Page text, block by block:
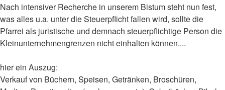
Nach intensiver Recherche in unserem Bistum steht nun fest,
was alles u.a. unter die Steuerpflicht fallen wird, sollte die
Pfarrei als juristische und demnach steuerpflichtige Person die
Kleinunternehmengrenzen nicht einhalten können....
hier ein Auszug:
Verkauf von Büchern, Speisen, Getränken, Broschüren,